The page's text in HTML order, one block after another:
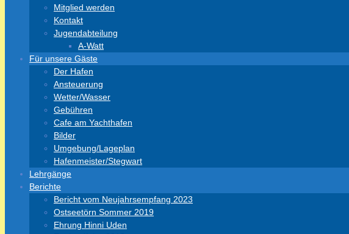
Mitglied werden
Kontakt
Jugendabteilung
A-Watt
Für unsere Gäste
Der Hafen
Ansteuerung
Wetter/Wasser
Gebühren
Cafe am Yachthafen
Bilder
Umgebung/Lageplan
Hafenmeister/Stegwart
Lehrgänge
Berichte
Bericht vom Neujahrsempfang 2023
Ostseetörn Sommer 2019
Ehrung Hinni Uden